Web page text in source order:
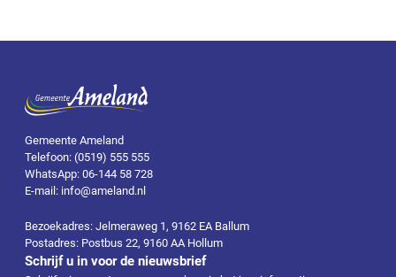
Gemeente Ameland
Telefoon: (0519) 555 555
WhatsApp: 06-144 58 728
E-mail: info@ameland.nl
Bezoekadres: Jelmeraweg 1, 9162 EA Ballum
Postadres: Postbus 22, 9160 AA Hollum
Schrijf u in voor de nieuwsbrief